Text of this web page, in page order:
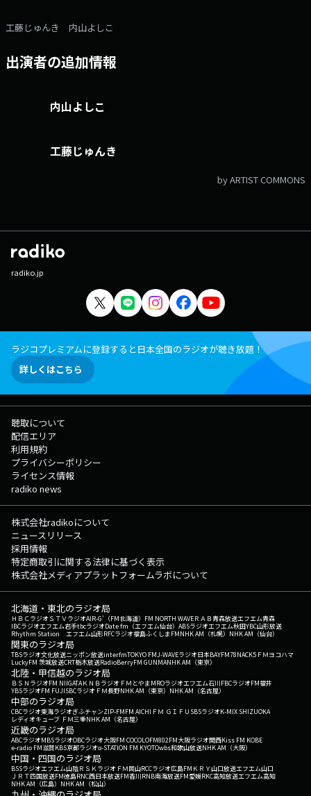
工藤じゅんき 内山よしこ
出演者の追加情報
内山よしこ
工藤じゅんき
by ARTIST COMMONS
radiko.jp
ラジコプレミアムに登録すると日本全国のラジオが聴き放題！
詳しくはこちら
聴取について
配信エリア
利用規約
プライバシーポリシー
ライセンス情報
radiko news
株式会社radikoについて
ニュースリリース
採用情報
特定商取引に関する法律に基づく表示
株式会社メディアプラットフォームラボについて
北海道・東北のラジオ局
ＨＢＣラジオＳＴＶラジオAIR-G'（FM北海道） FM NORTH WAVEＲＡＢ青森放送エフエム青森
IBCラジオエフエム岩手tbcラジオDate fm（エフエム仙台） ABSラジオエフエム秋田YBC山形放送
Rhythm Station エフエム山形RFCラジオ福島ふくしまFMNHK AM（札幌） NHK AM（仙台）
関東のラジオ局
TBSラジオ文化放送ニッポン放送interfmTOKYO FMJ-WAVEラジオ日本BAYFM78NACK5 ＦＭヨコハマ
LuckyFM 茨城放送CRT栃木放送RadioBerryFM GUNMANHK AM（東京）
北陸・甲信越のラジオ局
ＢＳＮラジオFM NIIGATAＫＮＢラジオ ＦＭとやまMROラジオエフエム石川FBCラジオFM福井
YBSラジオFM FUJISBCラジオ ＦＭ長野NHK AM（東京） NHK AM（名古屋）
中部のラジオ局
CBCラジオ東海ラジオぎふチャンZIP-FMFM AICHI ＦＭ ＧＩＦＵ SBSラジオK-MIX SHIZUOKA
レディオキューブ ＦＭ三重NHK AM（名古屋）
近畿のラジオ局
ABCラジオMBSラジオOBCラジオ大阪FM COCOLOFM802FM大阪ラジオ関西Kiss FM KOBE
e-radio FM滋賀KBS京都ラジオα-STATION FM KYOTOwbs和歌山放送NHK AM（大阪）
中国・四国のラジオ局
BSSラジオエフエム山陰ＲＳＫラジオ ＦＭ岡山RCCラジオ広島FM ＫＲＹ山口放送エフエム山口
ＪＲＴ四国放送FM徳島RNC西日本放送FM香川RNB南海放送FM愛媛RKC高知放送エフエム高知
NHK AM（広島） NHK AM（松山）